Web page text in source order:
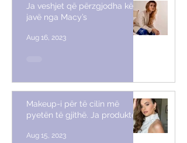
Ja veshjet që përzgjodha këtë
javë nga Macy’s
Aug 16, 2023
Makeup-i për të cilin më
pyetën të gjithë. Ja produktet
Aug 15, 2023